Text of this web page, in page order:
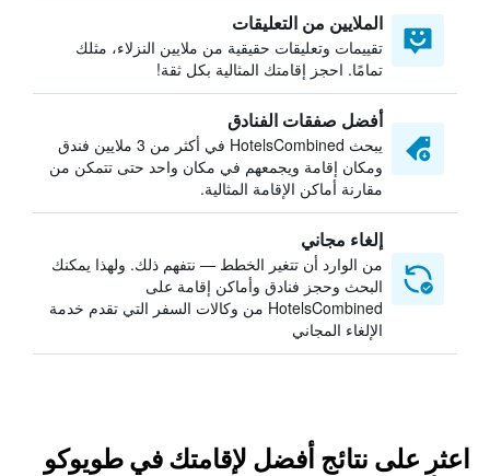
الملايين من التعليقات
تقييمات وتعليقات حقيقية من ملايين النزلاء، مثلك
تمامًا. احجز إقامتك المثالية بكل ثقة!
أفضل صفقات الفنادق
يبحث HotelsCombined في أكثر من 3 ملايين فندق
ومكان إقامة ويجمعهم في مكان واحد حتى تتمكن من
مقارنة أماكن الإقامة المثالية.
إلغاء مجاني
من الوارد أن تتغير الخطط — نتفهم ذلك. ولهذا يمكنك
البحث وحجز فنادق وأماكن إقامة على
HotelsCombined من وكالات السفر التي تقدم خدمة
الإلغاء المجاني
اعثر على نتائج أفضل لإقامتك في طويوكو